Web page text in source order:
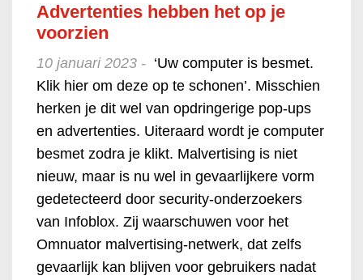
Advertenties hebben het op je
voorzien
10 januari 2023 - ‘Uw computer is besmet.
Klik hier om deze op te schonen’. Misschien
herken je dit wel van opdringerige pop-ups
en advertenties. Uiteraard wordt je computer
besmet zodra je klikt. Malvertising is niet
nieuw, maar is nu wel in gevaarlijkere vorm
gedetecteerd door security-onderzoekers
van Infoblox. Zij waarschuwen voor het
Omnuator malvertising-netwerk, dat zelfs
gevaarlijk kan blijven voor gebruikers nadat